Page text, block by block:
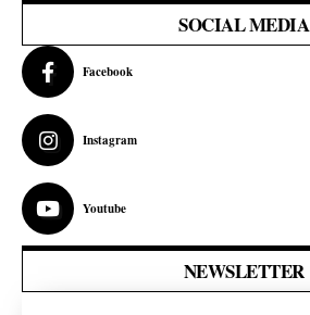
SOCIAL MEDIA
Facebook
Instagram
Youtube
NEWSLETTER